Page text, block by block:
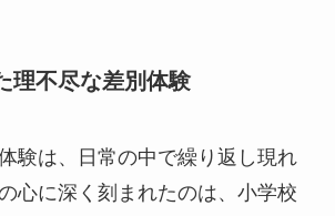
理不尽な差別体験
験は、日常の中で繰り返し現れ
心に深く刻まれたのは、小学校